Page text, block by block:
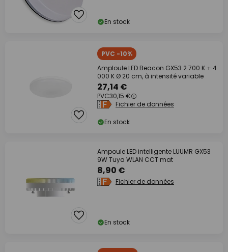
En stock
PVC -10%
Amploule LED Beacon GX53 2 700 K + 4
000 K Ø 20 cm, à intensité variable
27,14 €
PVC30,15 €
Fichier de données
En stock
Ampoule LED intelligente LUUMR GX53
9W Tuya WLAN CCT mat
8,90 €
Fichier de données
En stock